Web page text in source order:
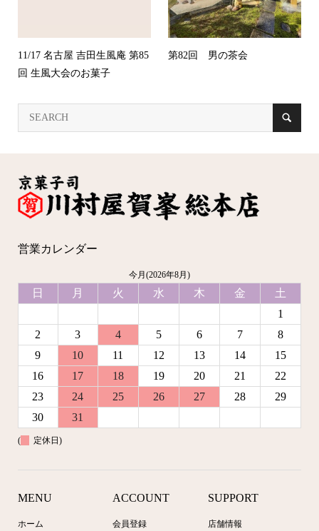
11/17 名古屋 吉田生風庵 第85
回 生風大会のお菓子
第82回 男の茶会
営業カレンダー
今月(2026年8月)
日 月 火 水 木 金
土
1
2
3 4 5 6 7
8
9
10 11 12 13 14
15
16
17 18 19 20 21
22
23
24 25 26 27 28
29
30
31
( 定休日)
MENU
ホーム
ACCOUNT
会員登録
SUPPORT
店舗情報